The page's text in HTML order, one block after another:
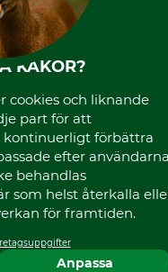
Media
Code of Conduct
KAKOR?
cookies och liknande
part för att
kontinuerligt förbättra
efter
behandlas
som helst återkalla
för framtiden.
Anpassa